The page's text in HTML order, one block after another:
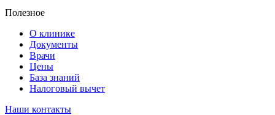
Полезное
О клинике
Документы
Врачи
Цены
База знаний
Налоговый вычет
Наши контакты